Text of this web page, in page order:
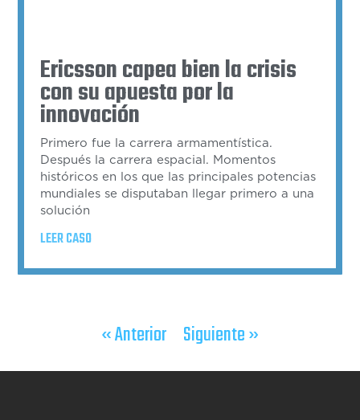
Ericsson capea bien la crisis
con su apuesta por la
innovación
Primero fue la carrera armamentística.
Después la carrera espacial. Momentos
históricos en los que las principales potencias
mundiales se disputaban llegar primero a una
solución
LEER CASO
« Anterior Siguiente »